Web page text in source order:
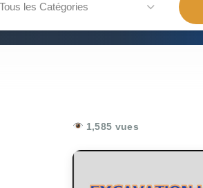
Tous les Catégories
1,585 vues